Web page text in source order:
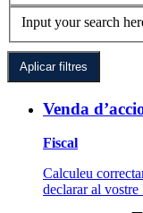
Input your search
Venda
Fiscal
Calculeu
declarar al